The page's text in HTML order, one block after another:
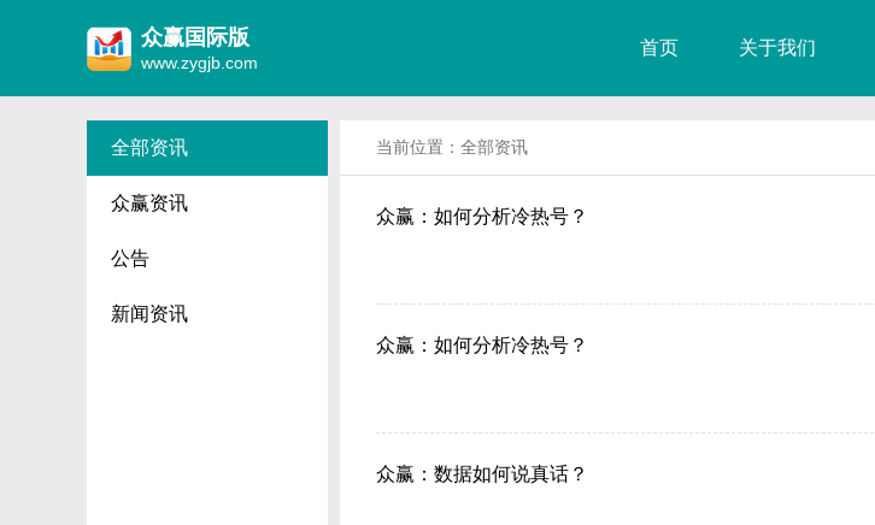
众赢国际版
www.zygjb.com
首页 关于我们
全部资讯
众赢资讯
公告
新闻资讯
当前位置： 全部资讯
众赢：如何分析冷热号？
众赢：如何分析冷热号？
众赢：数据如何说真话？